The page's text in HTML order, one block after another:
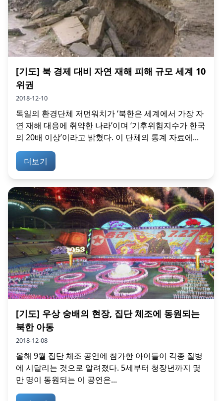
[기도] 북 경제 대비 자연 재해 피해 규모 세계 10
위권
2018-12-10
독일의 환경단체 저먼워치가 ‘북한은 세계에서 가장 자
연 재해 대응에 취약한 나라’이며 ‘기후위험지수가 한국
의 20배 이상’이라고 밝혔다. 이 단체의 통계 자료에...
더보기
[기도] 우상 숭배의 현장, 집단 체조에 동원되는
북한 아동
2018-12-08
올해 9월 집단 체조 공연에 참가한 아이들이 각종 질병
에 시달리는 것으로 알려졌다. 5세부터 청장년까지 몇
만 명이 동원되는 이 공연은...